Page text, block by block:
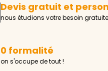
Devis gratuit et
nous étudions votre besoin
0 formalité
on s'occupe de tout !